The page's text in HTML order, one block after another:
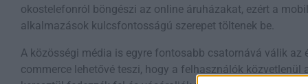
okostelefonról böngészi az online áruházakat, ezért a
alkalmazások kulcsfontosságú szerepet töltenek be.
A közösségi média is egyre fontosabb csatornává válik az
commerce lehetővé teszi, hogy a felhasználók közvetlenül